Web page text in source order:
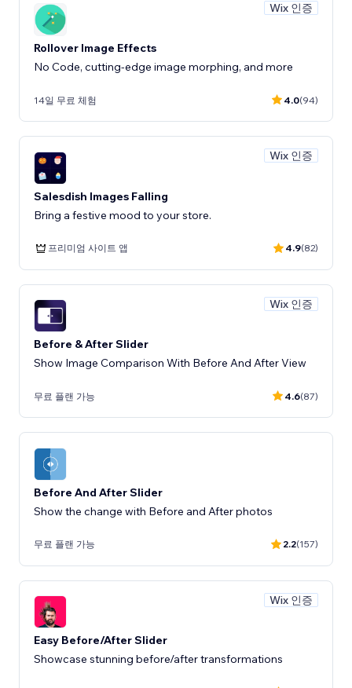
Wix 인증
Rollover Image Effects
No Code, cutting-edge image morphing, and more
14일 무료 체험 4.0(94)
Wix 인증
Salesdish Images Falling
Bring a festive mood to your store.
프리미엄 사이트 앱 4.9(82)
Wix 인증
Before & After Slider
Show Image Comparison With Before And After View
무료 플랜 가능 4.6(87)
Before And After Slider
Show the change with Before and After photos
무료 플랜 가능 2.2(157)
Wix 인증
Easy Before/After Slider
Showcase stunning before/after transformations